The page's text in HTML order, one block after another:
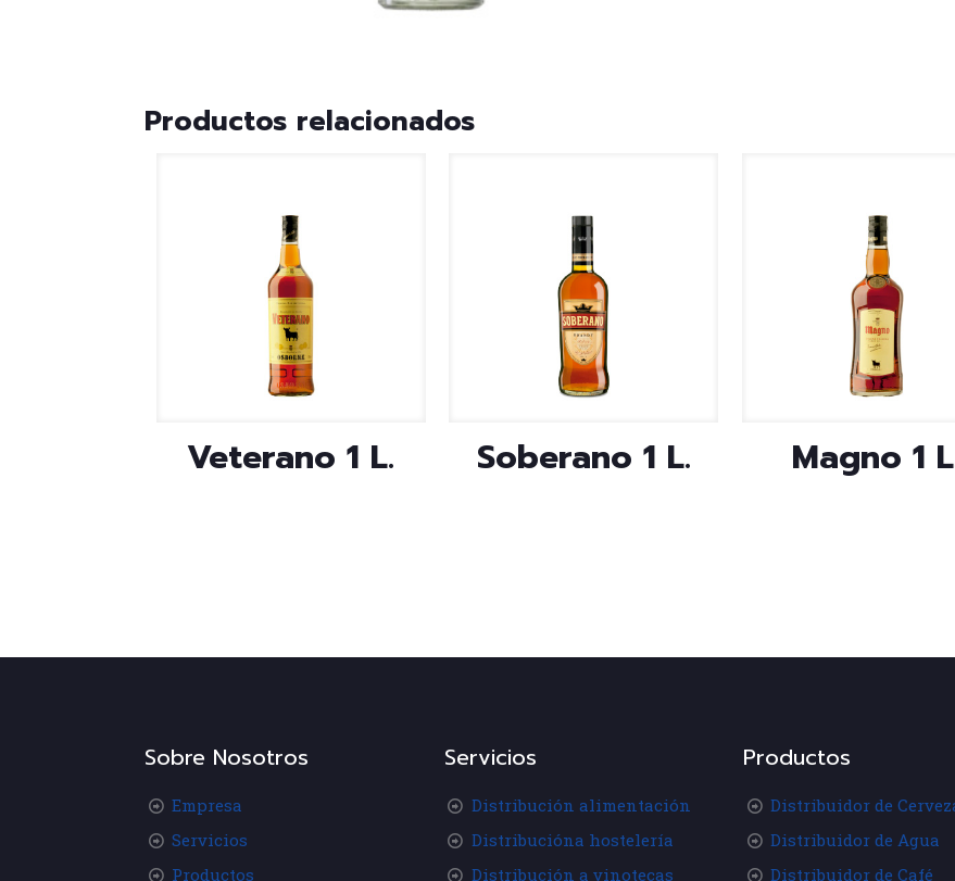
Productos relacionados
Veterano 1 L. Soberano 1 L. Magno 1
Sobre Nosotros
Empresa
Servicios
Productos
Servicios
Distribución alimentación
Distribucióna hostelería
Distribución a vinotecas
Productos
Distribuidor de
Distribuidor de Agua
Distribuidor de Café